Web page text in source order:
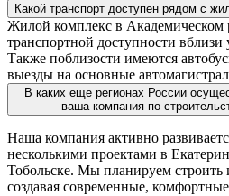
Какой транспорт доступен рядом с
Жилой комплекс в Академическом
транспортной доступности
Также поблизости имеются
выезды на основные
В каких еще регионах России
ваша компания по
Наша компания активно
несколькими проектами в
Тобольске. Мы планируем строить
создавая современные,